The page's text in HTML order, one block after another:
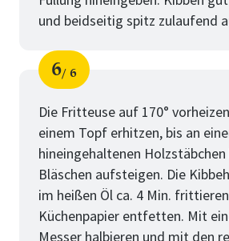
und beidseitig spitz zulaufend
Schritt
6
von
6
Die Fritteuse auf 170°
einem Topf erhitzen, bis an
hineingehaltenen
Bläschen aufsteigen. Die
im heißen Öl ca. 4 Min.
Küchenpapier entfetten. Mit
Messer halbieren und mit den